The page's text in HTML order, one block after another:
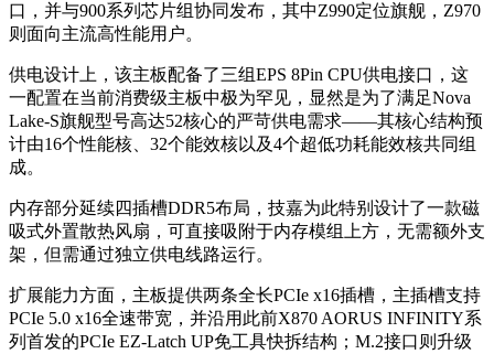
口，并与900系列芯片组协同发布，其中Z990定位旗舰，Z970
则面向主流高性能用户。
供电设计上，该主板配备了三组EPS 8Pin CPU供电接口，这
一配置在当前消费级主板中极为罕见，显然是为了满足Nova
Lake-S旗舰型号高达52核心的严苛供电需求——其核心结构预
计由16个性能核、32个能效核以及4个超低功耗能效核共同组
成。
内存部分延续四插槽DDR5布局，技嘉为此特别设计了一款磁
吸式外置散热风扇，可直接吸附于内存模组上方，无需额外支
架，但需通过独立供电线路运行。
扩展能力方面，主板提供两条全长PCIe x16插槽，主插槽支持
PCIe 5.0 x16全速带宽，并沿用此前X870 AORUS INFINITY系
列首发的PCIe EZ-Latch UP免工具快拆结构；M.2接口则升级